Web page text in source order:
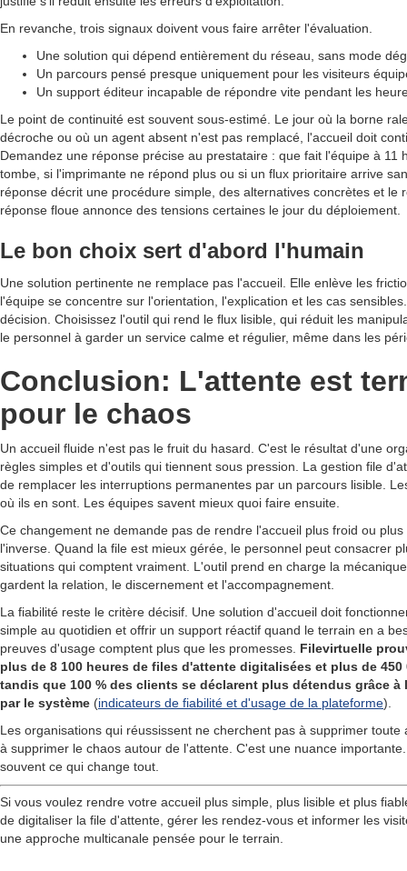
En revanche, trois signaux doivent vous faire arrêter l'évaluation.
Une solution qui dépend entièrement du réseau, sans mode
Un parcours pensé presque uniquement pour les visiteurs
Un support éditeur incapable de répondre vite pendant les
Le point de continuité est souvent sous-estimé. Le jour où la borne
décroche ou où un agent absent n'est pas remplacé, l'accueil doit
Demandez une réponse précise au prestataire : que fait l'équipe à 11
tombe, si l'imprimante ne répond plus ou si un flux prioritaire arrive
réponse décrit une procédure simple, des alternatives concrètes et le
réponse floue annonce des tensions certaines le jour du déploiement.
Le bon choix sert d'abord l'humain
Une solution pertinente ne remplace pas l'accueil. Elle enlève les
l'équipe se concentre sur l'orientation, l'explication et les cas
décision. Choisissez l'outil qui rend le flux lisible, qui réduit les
le personnel à garder un service calme et régulier, même dans les
Conclusion: L'attente est
pour le chaos
Un accueil fluide n'est pas le fruit du hasard. C'est le résultat d'une
règles simples et d'outils qui tiennent sous pression. La gestion file
de remplacer les interruptions permanentes par un parcours lisible.
où ils en sont. Les équipes savent mieux quoi faire ensuite.
Ce changement ne demande pas de rendre l'accueil plus froid ou
l'inverse. Quand la file est mieux gérée, le personnel peut consacrer
situations qui comptent vraiment. L'outil prend en charge la
gardent la relation, le discernement et l'accompagnement.
La fiabilité reste le critère décisif. Une solution d'accueil doit
simple au quotidien et offrir un support réactif quand le terrain en a
preuves d'usage comptent plus que les promesses. Filevirtuelle
plus de 8 100 heures de files d'attente digitalisées et plus de 450
tandis que 100 % des clients se déclarent plus détendus grâce à
par le système (indicateurs de fiabilité et d'usage de la plateforme).
Les organisations qui réussissent ne cherchent pas à supprimer toute
à supprimer le chaos autour de l'attente. C'est une nuance
souvent ce qui change tout.
Si vous voulez rendre votre accueil plus simple, plus lisible et plus
de digitaliser la file d'attente, gérer les rendez-vous et informer les
une approche multicanale pensée pour le terrain.